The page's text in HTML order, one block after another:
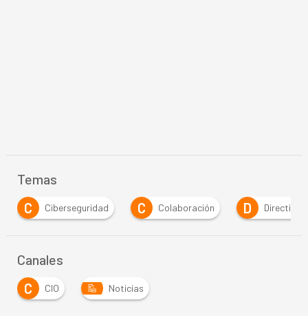
Temas
C
Colaboración D Directivos Empresa
Canales
C
CIO Noticias